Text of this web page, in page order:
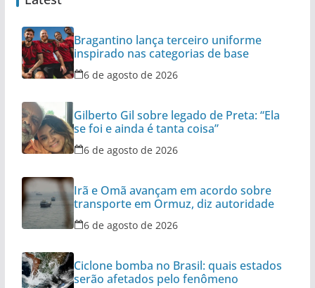
Bragantino lança terceiro uniforme
inspirado nas categorias de base
6 de agosto de 2026
Gilberto Gil sobre legado de Preta: “Ela
se foi e ainda é tanta coisa”
6 de agosto de 2026
Irã e Omã avançam em acordo sobre
transporte em Ormuz, diz autoridade
6 de agosto de 2026
Ciclone bomba no Brasil: quais estados
serão afetados pelo fenômeno